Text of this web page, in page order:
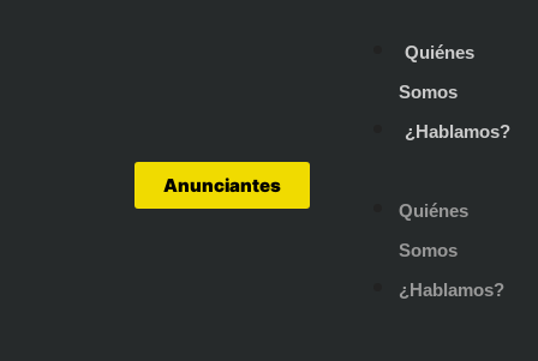
Anunciantes
Quiénes
Somos
¿Hablamos?
Quiénes
Somos
¿Hablamos?